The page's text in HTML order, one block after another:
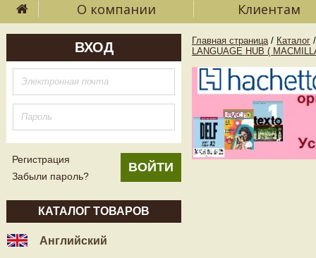
О компании Клиентам
ВХОД
Регистрация
Забыли пароль?
КАТАЛОГ ТОВАРОВ
Английский
Главная страница / Каталог /
LANGUAGE HUB (